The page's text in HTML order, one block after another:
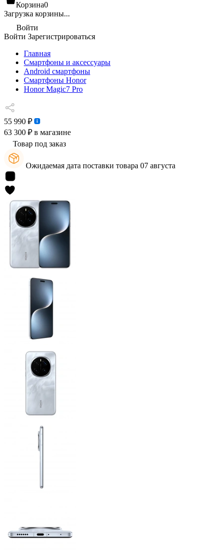
Корзина0
Загрузка корзины...
Войти
Войти Зарегистрироваться
Главная
Смартфоны и аксессуары
Android cмартфоны
Смартфоны Honor
Honor Magic7 Pro
55 990 ₽
63 300 ₽ в магазине
Товар под заказ
Ожидаемая дата поставки товара 07 августа